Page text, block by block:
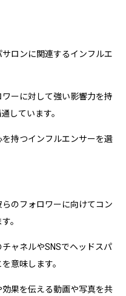
ロンに関連するインフルエ
ーに対して強い影響力を持
しています。
持つインフルエンサーを選
のフォロワーに向けてコン
。
ャネルやSNSでヘッドスパ
意味します。
果を伝える動画や写真を共